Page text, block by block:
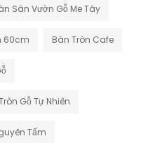
Sân Vườn Gỗ Me Tây
60cm Bàn Tròn Cafe
Gỗ Tự Nhiên
Tấm